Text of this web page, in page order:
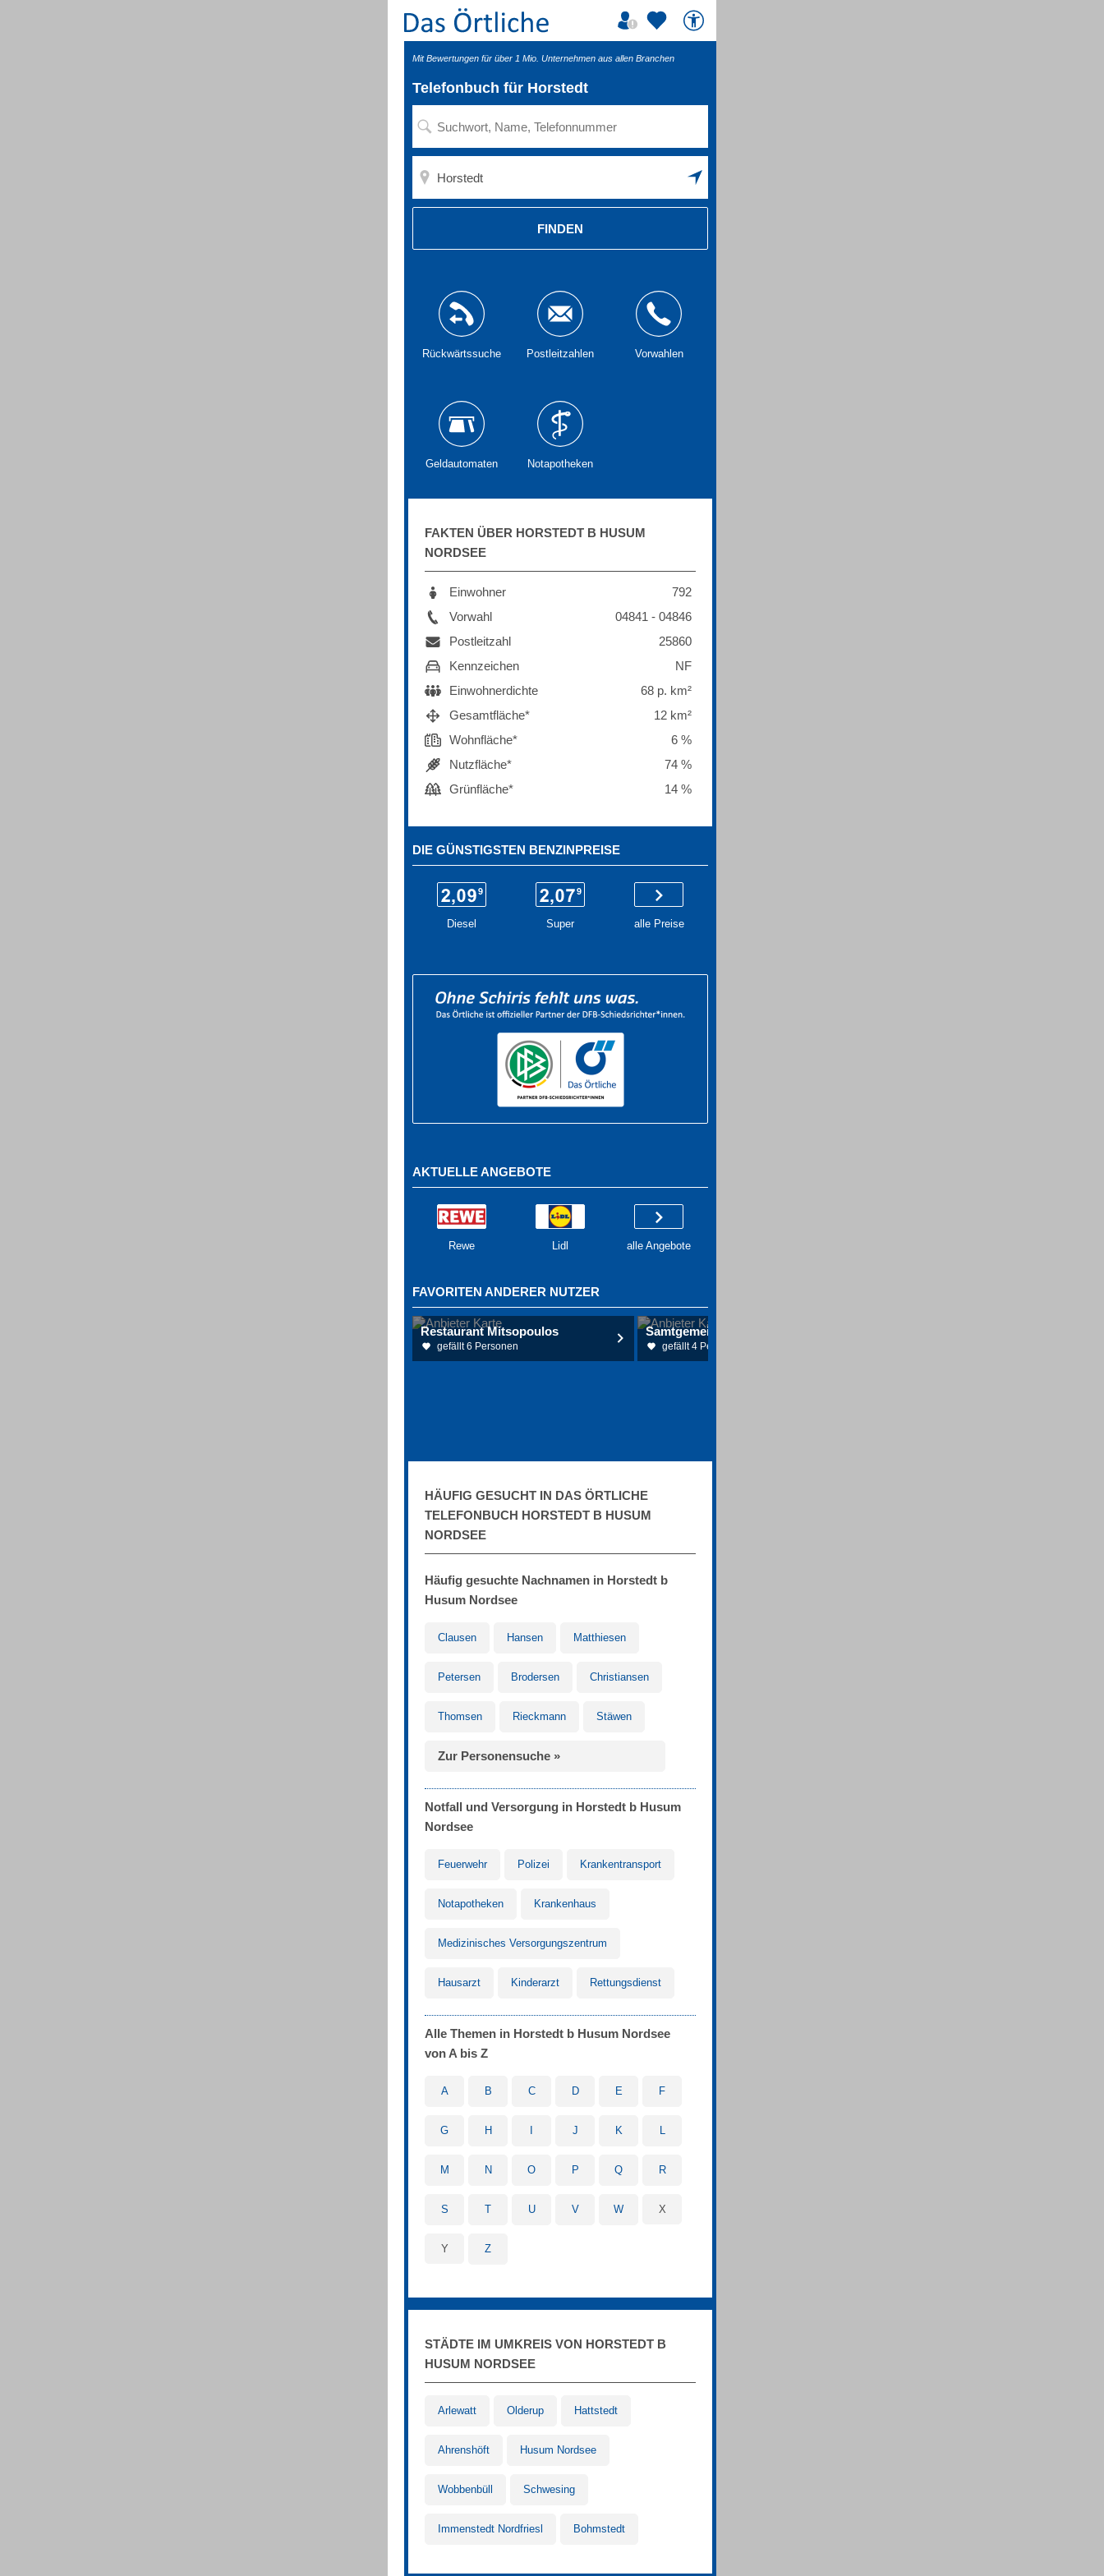
Mit Bewertungen für über 1 Mio. Unternehmen aus allen Branchen
Telefonbuch für Horstedt
FINDEN
Rückwärtssuche Postleitzahlen Vorwahlen
Geldautomaten Notapotheken
FAKTEN ÜBER HORSTEDT B HUSUM
NORDSEE
Einwohner
792
Vorwahl
04841 - 04846
Postleitzahl
25860
Kennzeichen
NF
Einwohnerdichte
68 p. km²
Gesamtfläche*
12 km²
Wohnfläche*
6 %
Nutzfläche*
74 %
Grünfläche*
14 %
DIE GÜNSTIGSTEN BENZINPREISE
Diesel Super alle Preise
AKTUELLE ANGEBOTE
Rewe Lidl alle Angebote
FAVORITEN ANDERER NUTZER
Restaurant Mitsopoulos
gefällt 6 Personen
Samtgemeinde Sottrum
gefällt 4 Personen
HÄUFIG GESUCHT IN DAS ÖRTLICHE
TELEFONBUCH HORSTEDT B HUSUM
NORDSEE
Häufig gesuchte Nachnamen in Horstedt b
Husum Nordsee
Clausen Hansen Matthiesen
Petersen Brodersen Christiansen
Thomsen Rieckmann Stäwen
Zur Personensuche »
Notfall und Versorgung in Horstedt b Husum
Nordsee
Feuerwehr Polizei Krankentransport
Notapotheken Krankenhaus
Medizinisches Versorgungszentrum
Hausarzt Kinderarzt Rettungsdienst
Alle Themen in Horstedt b Husum Nordsee
von A bis Z
A B C D E F
G H J K L
M N O P Q R
S T U V W X
Y Z
STÄDTE IM UMKREIS VON HORSTEDT B
HUSUM NORDSEE
Arlewatt Olderup Hattstedt
Ahrenshöft Husum Nordsee
Wobbenbüll Schwesing
Immenstedt Nordfriesl Bohmstedt